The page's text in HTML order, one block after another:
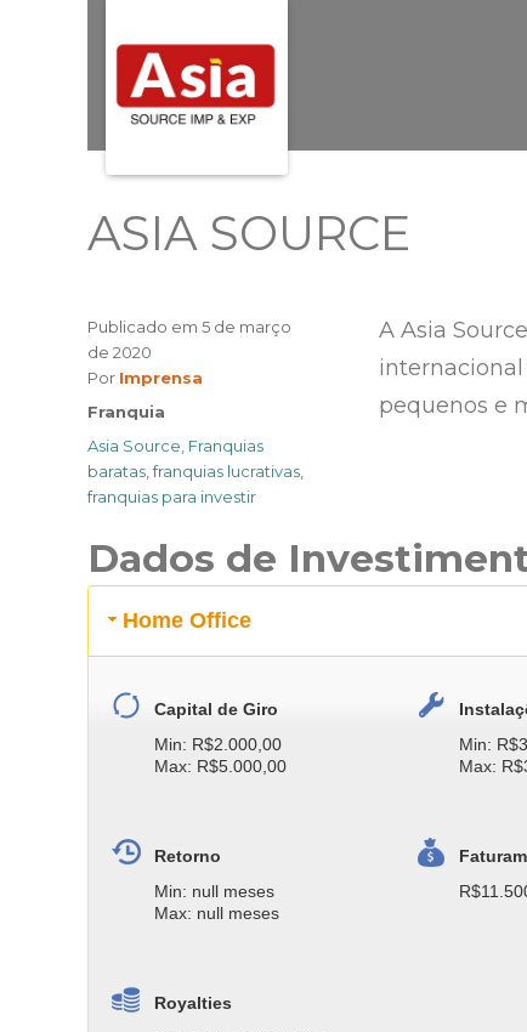
ASIA SOURCE
A Asia
internacional
pequenos e
Publicado em 5 de março
de 2020
Por Author
Imprensa
Categories
Franquia
Tags
Asia Source Franquias
baratas ,franquias lucrativas
franquias para investir
Dados de
Home Office
Capital de Giro
Min: R$2.000,00
Max: R$5.000,00
Min:
Max:
Retorno
Min: null meses
Max: null meses
Royalties